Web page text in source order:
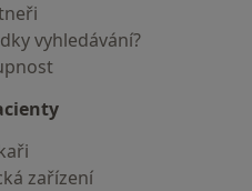
vyhledávání?
zařízení